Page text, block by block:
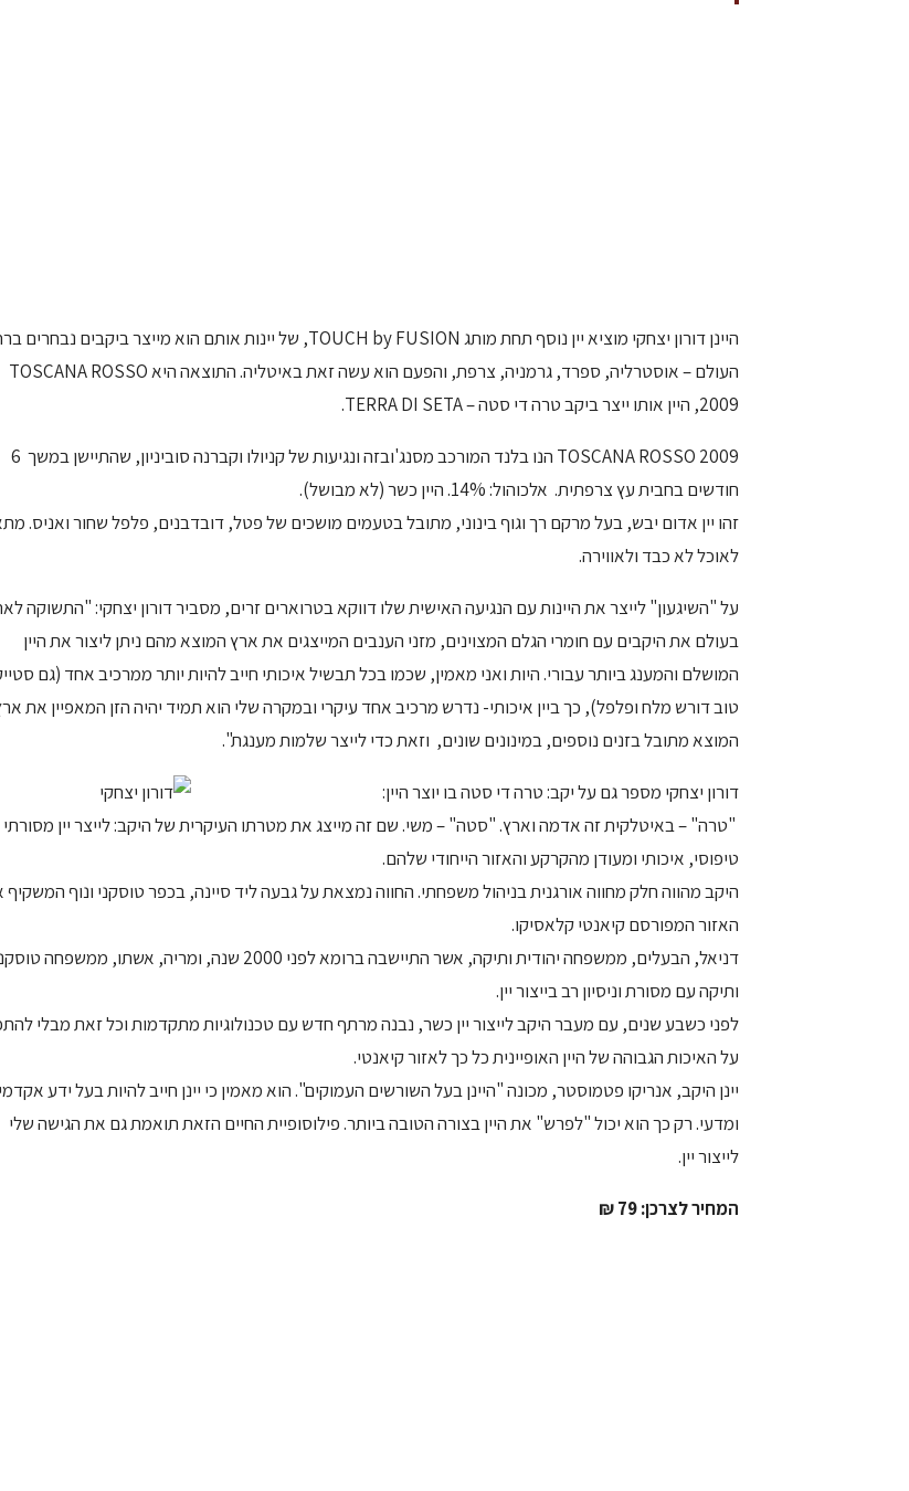
היינן דורון יצחקי מוציא יין נוסף תחת מותג TOUCH by FUSION, של יינות אותם הוא
מייצר ביקבים נבחרים
העולם – אוסטרליה, ספרד, גרמניה, צרפת, והפעם הוא עשה זאת באיטליה. התוצאה היא TOSCANA ROSSO
2009, היין אותו ייצר ביקב טרה די סטה – TERRA DI SETA.
TOSCANA ROSSO 2009 הנו בלנד המורכב מסנג'ובזה ונגיעות של קניולו וקברנה סוביניון, שהתיישן במשך 6
חודשים בחבית עץ צרפתית. אלכוהול: 14%. היין כשר (לא מבושל).
זהו יין אדום יבש, בעל מרקם רך וגוף בינוני, מתובל בטעמים מושכים של פטל, דובדבנים, פלפל שחור ואניס.
לאוכל לא כבד ולאווירה.
על "השיגעון" לייצר את היינות עם הנגיעה האישית שלו דווקא בטרוארים זרים, מסביר דורון יצחקי: "התשוקה
בעולם את היקבים עם חומרי הגלם המצוינים, מזני הענבים המייצגים את ארץ המוצא מהם ניתן ליצור את היין
המושלם והמענג ביותר עבורי. היות ואני מאמין, שכמו בכל תבשיל איכותי חייב להיות יותר ממרכיב אחד (גם
טוב דורש מלח ופלפל), כך ביין איכותי- נדרש מרכיב אחד עיקרי ובמקרה שלי הוא תמיד יהיה הזן המאפיין את
המוצא מתובל בזנים נוספים, במינונים שונים, וזאת כדי לייצר שלמות מענגת".
דורון יצחקי מספר גם על יקב: טרה די סטה בו יוצר היין:
"טרה" – באיטלקית זה אדמה וארץ. "סטה" – משי. שם זה מייצג את מטרתו העיקרית של היקב: לייצר יין מסורתי
טיפוסי, איכותי ומעודן מהקרקע והאזור הייחודי שלהם.
היקב מהווה חלק מחווה אורגנית בניהול משפחתי. החווה נמצאת על גבעה ליד סיינה, בכפר טוסקני ונוף המשקיף
האזור המפורסם קיאנטי קלאסיקו.
דניאל, הבעלים, ממשפחה יהודית ותיקה, אשר התיישבה ברומא לפני 2000 שנה, ומריה, אשתו, ממשפחה
ותיקה עם מסורת וניסיון רב בייצור יין.
לפני כשבע שנים, עם מעבר היקב לייצור יין כשר, נבנה מרתף חדש עם טכנולוגיות מתקדמות וכל זאת מבלי
על האיכות הגבוהה של היין האופיינית כל כך לאזור קיאנטי.
יינן היקב, אנריקו פטמוסטר, מכונה "היינן בעל השורשים העמוקים". הוא מאמין כי יינן חייב להיות בעל ידע אקדמי
ומדעי. רק כך הוא יכול "לפרש" את היין בצורה הטובה ביותר. פילוסופיית החיים הזאת תואמת גם את הגישה שלי
לייצור יין.
המחיר לצרכן: 79 ₪